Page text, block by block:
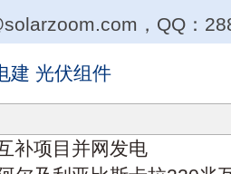
，QQ：
建 光伏组件
补项目并网发电